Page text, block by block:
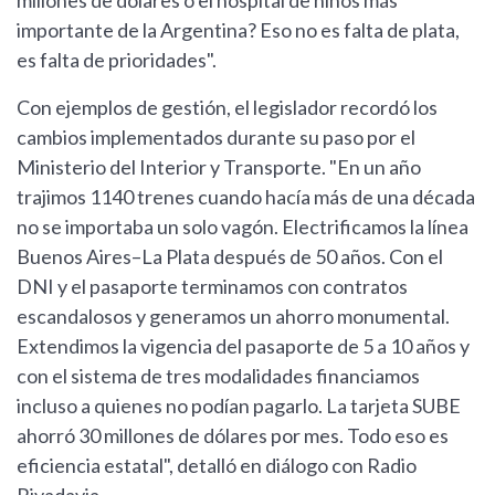
importante de la Argentina? Eso no es falta de plata,
es falta de prioridades".
Con ejemplos de gestión, el legislador recordó los
cambios implementados durante su paso por el
Ministerio del Interior y Transporte. "En un año
trajimos 1140 trenes cuando hacía más de una década
no se importaba un solo vagón. Electrificamos la línea
Buenos Aires–La Plata después de 50 años. Con el
DNI y el pasaporte terminamos con contratos
escandalosos y generamos un ahorro monumental.
Extendimos la vigencia del pasaporte de 5 a 10 años y
con el sistema de tres modalidades financiamos
incluso a quienes no podían pagarlo. La tarjeta SUBE
ahorró 30 millones de dólares por mes. Todo eso es
eficiencia estatal", detalló en diálogo con Radio